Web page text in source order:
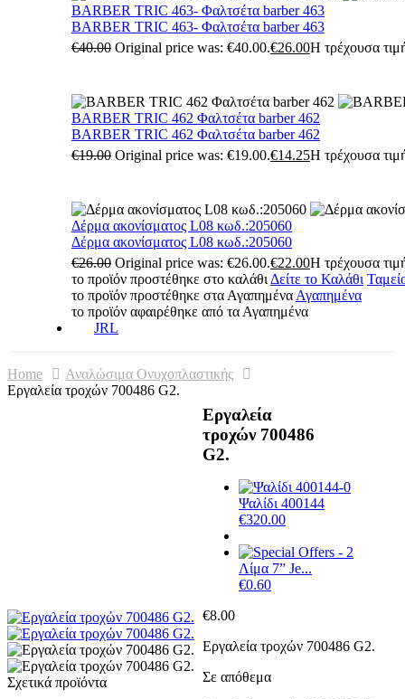
BARBER TRIC 463- Φαλτσέτα barber 463
BARBER TRIC 463- Φαλτσέτα barber 463
€40.00 Original price was: €40.00.€26.00Η τρέχουσα
BARBER TRIC 462 Φαλτσέτα barber 462
BARBER TRIC 462 Φαλτσέτα barber 462
€19.00 Original price was: €19.00.€14.25Η τρέχουσα
Δέρμα ακονίσματος L08 κωδ.:205060
Δέρμα ακονίσματος L08 κωδ.:205060
€26.00 Original price was: €26.00.€22.00Η τρέχουσα
το προϊόν προστέθηκε στο καλάθι Δείτε το Καλάθι
το προϊόν προστέθηκε στα Αγαπημένα Αγαπημένα
το προϊόν αφαιρέθηκε από τα Αγαπημένα
JRL
Home
Αναλώσιμα Ονυχοπλαστικής
Εργαλεία τροχών 700486 G2.
Εργαλεία
τροχών 700486
G2.
Ψαλίδι 400144
€320.00
Λίμα 7” Je...
€0.60
€8.00
Εργαλεία τροχών 700486 G2.
Σε απόθεμα
Σχετικά προϊόντα